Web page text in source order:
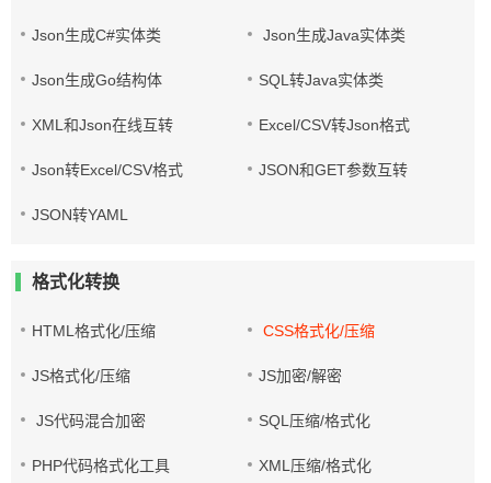
Json生成C#实体类 Json生成Java实体类
Json生成Go结构体 SQL转Java实体类
XML和Json在线互转 Excel/CSV转Json格式
Json转Excel/CSV格式 JSON和GET参数互转
JSON转YAML
格式化转换
HTML格式化/压缩 CSS格式化/压缩
JS格式化/压缩 JS加密/解密
JS代码混合加密 SQL压缩/格式化
PHP代码格式化工具 XML压缩/格式化